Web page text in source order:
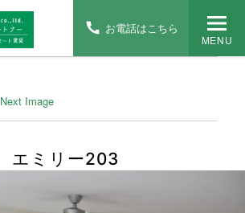
MENU
Next Image
エミリー203
お電話はこちら